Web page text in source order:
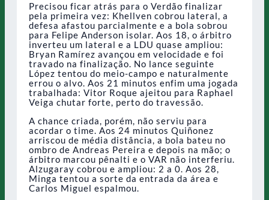
Precisou ficar atrás para o Verdão finalizar
pela primeira vez: Khellven cobrou lateral, a
defesa afastou parcialmente e a bola sobrou
para Felipe Anderson isolar. Aos 18, o árbitro
inverteu um lateral e a LDU quase ampliou:
Bryan Ramírez avançou em velocidade e foi
travado na finalização. No lance seguinte
López tentou do meio-campo e naturalmente
errou o alvo. Aos 21 minutos enfim uma jogada
trabalhada: Vitor Roque ajeitou para Raphael
Veiga chutar forte, perto do travessão.
A chance criada, porém, não serviu para
acordar o time. Aos 24 minutos Quiñonez
arriscou de média distância, a bola bateu no
ombro de Andreas Pereira e depois na mão; o
árbitro marcou pênalti e o VAR não interferiu.
Alzugaray cobrou e ampliou: 2 a 0. Aos 28,
Minga tentou a sorte da entrada da área e
Carlos Miguel espalmou.